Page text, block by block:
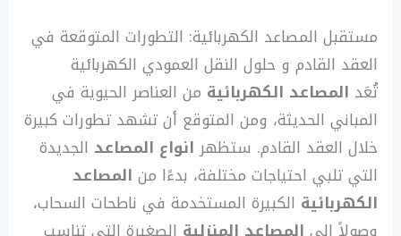
مستقبل المصاعد الكهربائية: التطورات المتوقعة في
العقد القادم و حلول النقل العمودي الكهربائية
تُعَد المصاعد الكهربائية من العناصر الحيوية في
المباني الحديثة، ومن المتوقع أن تشهد تطورات كبيرة
خلال العقد القادم. ستظهر انواع المصاعد الجديدة
التي تلبي احتياجات مختلفة، بدءًا من المصاعد
الكهربائية الكبيرة المستخدمة في ناطحات السحاب،